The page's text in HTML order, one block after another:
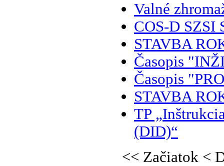
Valné
COS-D SZSI
STAVBA
Časopis
Časopis
STAVBA
TP
(DID)“
<< Začiatok <